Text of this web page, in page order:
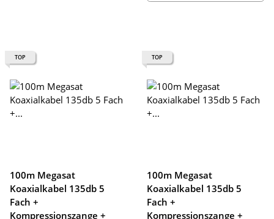
TOP
100m Megasat
Koaxialkabel 135db 5
Fach +
Kompressionszange +
TOP
100m Megasat
Koaxialkabel 135db 5
Fach +
Kompressionszange +